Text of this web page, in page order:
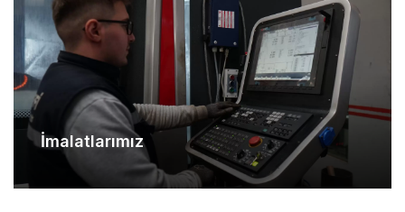
İmalatlarımız